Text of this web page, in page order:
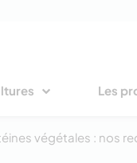
Les
végétales : nos